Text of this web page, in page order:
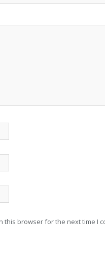
this browser for the next time I